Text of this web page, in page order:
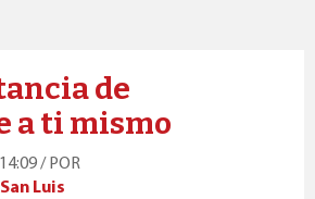
de
a ti mismo
/ POR
Luis